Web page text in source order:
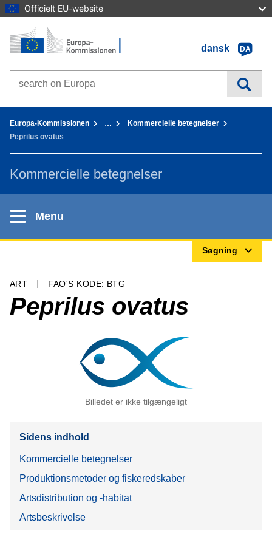
Officielt EU-website
Gå til indhold
Forside - Europa-Kommissionen
dansk
DA
Search on Europa websites
Europa-Kommissionen …
Kommercielle betegnelser
Peprilus ovatus
Kommercielle betegnelser
Menu
Søgning
ART FAO'S KODE: BTG
Peprilus ovatus
Billedet er ikke tilgængeligt
Sidens indhold
Kommercielle betegnelser
Produktionsmetoder og fiskeredskaber
Artsdistribution og -habitat
Artsbeskrivelse